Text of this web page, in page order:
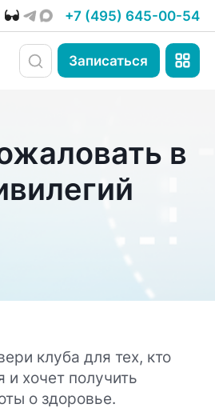
+7 (495) 645-00-54
Записаться
в
клуба для тех, кто
и хочет получить
о здоровье.